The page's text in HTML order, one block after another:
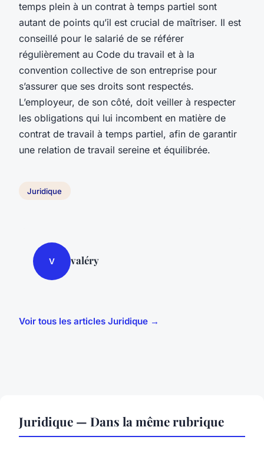
temps plein à un contrat à temps partiel sont
autant de points qu’il est crucial de maîtriser. Il est
conseillé pour le salarié de se référer
régulièrement au Code du travail et à la
convention collective de son entreprise pour
s’assurer que ses droits sont respectés.
L’employeur, de son côté, doit veiller à respecter
les obligations qui lui incombent en matière de
contrat de travail à temps partiel, afin de garantir
une relation de travail sereine et équilibrée.
Juridique
V valéry
Voir tous les articles Juridique →
Juridique — Dans la même rubrique